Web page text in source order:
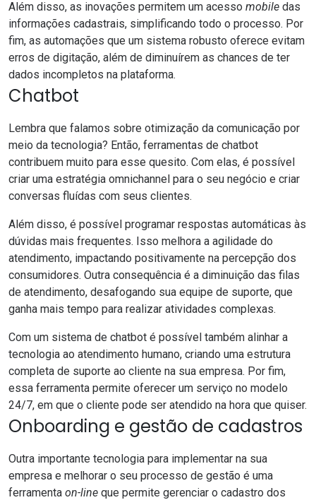
Além disso, as inovações permitem um acesso mobile das
informações cadastrais, simplificando todo o processo. Por
fim, as automações que um sistema robusto oferece evitam
erros de digitação, além de diminuírem as chances de ter
dados incompletos na plataforma.
Chatbot
Lembra que falamos sobre otimização da comunicação por
meio da tecnologia? Então, ferramentas de chatbot
contribuem muito para esse quesito. Com elas, é possível
criar uma estratégia omnichannel para o seu negócio e criar
conversas fluídas com seus clientes.
Além disso, é possível programar respostas automáticas às
dúvidas mais frequentes. Isso melhora a agilidade do
atendimento, impactando positivamente na percepção dos
consumidores. Outra consequência é a diminuição das filas
de atendimento, desafogando sua equipe de suporte, que
ganha mais tempo para realizar atividades complexas.
Com um sistema de chatbot é possível também alinhar a
tecnologia ao atendimento humano, criando uma estrutura
completa de suporte ao cliente na sua empresa. Por fim,
essa ferramenta permite oferecer um serviço no modelo
24/7, em que o cliente pode ser atendido na hora que quiser.
Onboarding e gestão de cadastros
Outra importante tecnologia para implementar na sua
empresa e melhorar o seu processo de gestão é uma
ferramenta on-line que permite gerenciar o cadastro dos